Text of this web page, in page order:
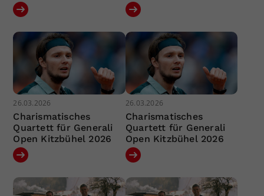
26.03.2026
Charismatisches
Quartett für Generali
Open Kitzbühel 2026
26.03.2026
Charismatisches
Quartett für Generali
Open Kitzbühel 2026